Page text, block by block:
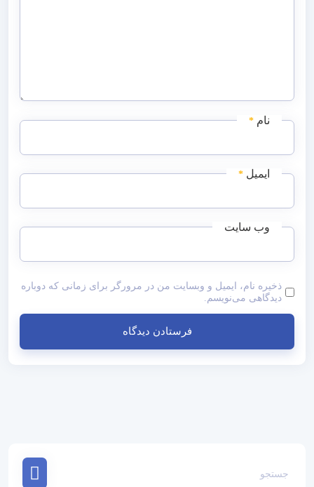
نام *
ایمیل *
وب‌ سایت
ذخیره نام، ایمیل و وبسایت من در مرورگر برای زمانی که دوباره
دیدگاهی می‌نویسم.